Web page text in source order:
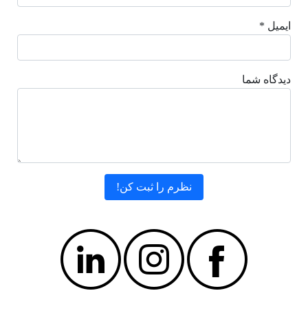
ایمیل *
دیدگاه شما